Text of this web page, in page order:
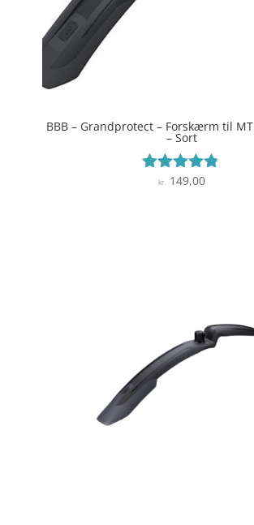
BBB – Grandprotect – Forskærm til
– Sort
Vurderet
kr.149,00